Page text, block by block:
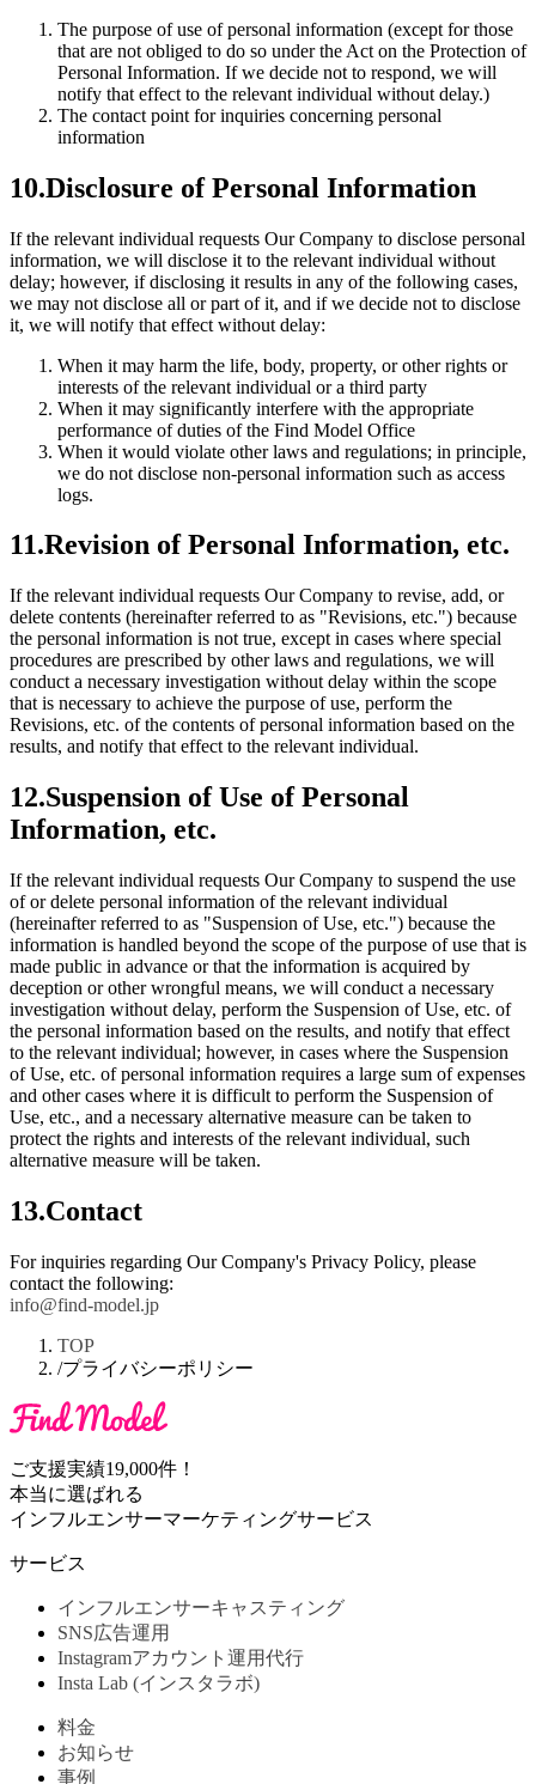
The purpose of use of personal information (except for those
that are not obliged to do so under the Act on the Protection of
Personal Information. If we decide not to respond, we will
notify that effect to the relevant individual without delay.)
The contact point for inquiries concerning personal
information
10.Disclosure of Personal Information
If the relevant individual requests Our Company to disclose personal
information, we will disclose it to the relevant individual without
delay; however, if disclosing it results in any of the following cases,
we may not disclose all or part of it, and if we decide not to disclose
it, we will notify that effect without delay:
When it may harm the life, body, property, or other rights or
interests of the relevant individual or a third party
When it may significantly interfere with the appropriate
performance of duties of the Find Model Office
When it would violate other laws and regulations; in principle,
we do not disclose non-personal information such as access
logs.
11.Revision of Personal Information, etc.
If the relevant individual requests Our Company to revise, add, or
delete contents (hereinafter referred to as "Revisions, etc.") because
the personal information is not true, except in cases where special
procedures are prescribed by other laws and regulations, we will
conduct a necessary investigation without delay within the scope
that is necessary to achieve the purpose of use, perform the
Revisions, etc. of the contents of personal information based on the
results, and notify that effect to the relevant individual.
12.Suspension of Use of Personal
Information, etc.
If the relevant individual requests Our Company to suspend the use
of or delete personal information of the relevant individual
(hereinafter referred to as "Suspension of Use, etc.") because the
information is handled beyond the scope of the purpose of use that is
made public in advance or that the information is acquired by
deception or other wrongful means, we will conduct a necessary
investigation without delay, perform the Suspension of Use, etc. of
the personal information based on the results, and notify that effect
to the relevant individual; however, in cases where the Suspension
of Use, etc. of personal information requires a large sum of expenses
and other cases where it is difficult to perform the Suspension of
Use, etc., and a necessary alternative measure can be taken to
protect the rights and interests of the relevant individual, such
alternative measure will be taken.
13.Contact
For inquiries regarding Our Company's Privacy Policy, please
contact the following:
info@find-model.jp
TOP
/プライバシーポリシー
ご支援実績19,000件！
本当に選ばれる
インフルエンサーマーケティングサービス
サービス
インフルエンサーキャスティング
SNS広告運用
Instagramアカウント運用代行
Insta Lab (インスタラボ)
料金
お知らせ
事例